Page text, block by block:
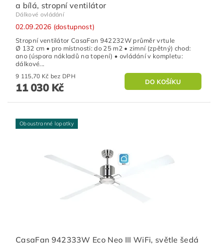
a bílá, stropní ventilátor
Dálkové ovládání
02.09.2026 (dostupnost)
Stropní ventilátor CasaFan 942232W průměr vrtule
Ø 132 cm • pro místnosti: do 25 m2 • zimní (zpětný) chod:
ano (úspora nákladů na topení) • ovládání v kompletu:
dálkové...
9 115,70 Kč bez DPH
11 030 Kč
Oboustranné lopatky
CasaFan 942333W Eco Neo III WiFi, světle šedá